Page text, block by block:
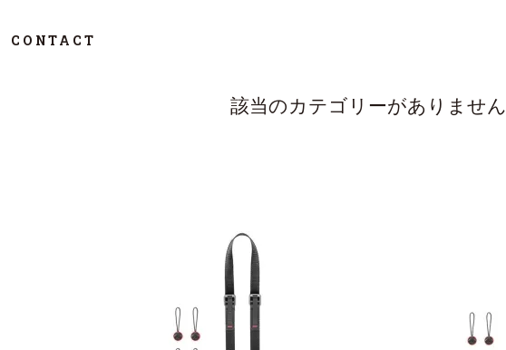
CONTACT
該当のカテゴリーがありません